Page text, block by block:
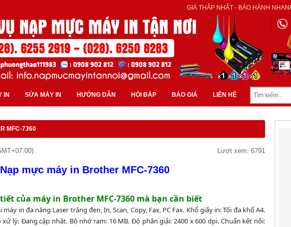
GIÁ THẤP NHẤT - BẢO HÀNH
IN SỬA MÁY IN HƯỚNG DẪN HỎI ĐÁP BÁO GIÁ LIÊN HỆ
MFC-7360
Lượt xem: 6791
Nạp mực máy in Brother MFC-7360
của máy in Brother MFC-7360 mà bạn cần biết
máy in đa năng Laser trắng đen, In, Scan, Copy, Fax, PC Fax. Khổ giấy in: Tối đa khổ A4.
lý: Đang cập nhật. Bộ nhớ ram: 16 MB. Độ phân giải: 2400 x 600 dpi. Chuẩn kết nối: